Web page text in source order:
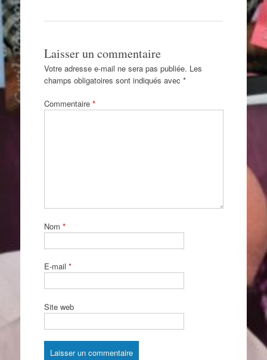
Laisser un commentaire
Votre adresse e-mail ne sera pas publiée. Les
champs obligatoires sont indiqués avec *
Commentaire *
Nom *
E-mail *
Site web